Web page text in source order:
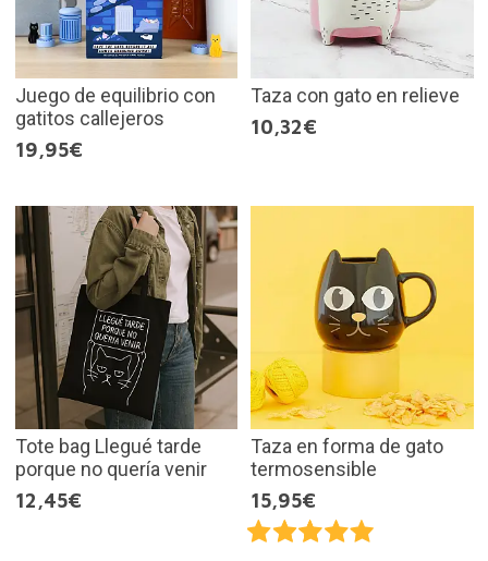
Juego de equilibrio con
gatitos callejeros
19,95€
Taza con gato en relieve
10,32€
Tote bag Llegué tarde
porque no quería venir
12,45€
Taza en forma de gato
termosensible
15,95€